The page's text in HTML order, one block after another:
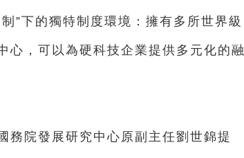
”下的獨特制度環境：擁有多所世界級
心，可以為硬科技企業提供多元化的融
務院發展研究中心原副主任劉世錦提